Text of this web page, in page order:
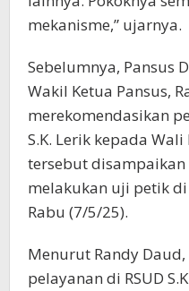
mekanisme,” ujarnya.
Sebelumnya, Pansus
Wakil Ketua Pansus,
merekomendasikan
S.K. Lerik kepada
tersebut disampaikan
melakukan uji petik di
Rabu (7/5/25).
Menurut Randy
pelayanan di RSUD